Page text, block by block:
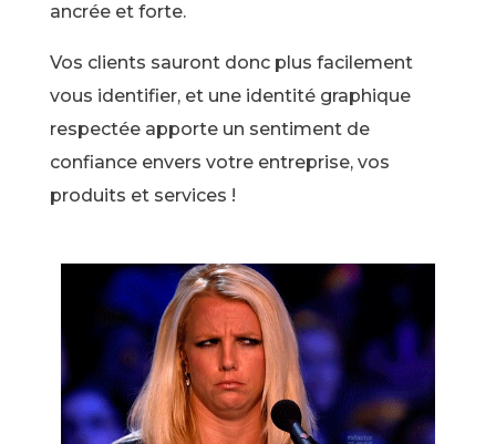
ancrée et forte.
Vos clients sauront donc plus facilement
vous identifier, et une identité graphique
respectée apporte un sentiment de
confiance envers votre entreprise, vos
produits et services !